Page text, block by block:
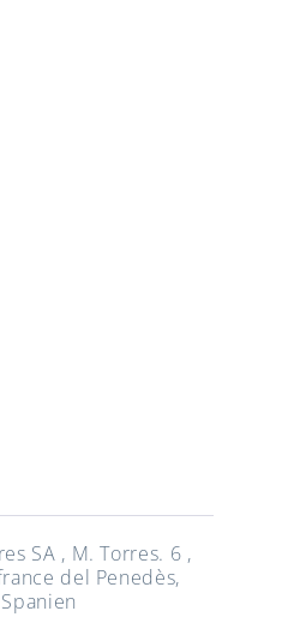
SA , M. Torres. 6 ,
del Penedès,